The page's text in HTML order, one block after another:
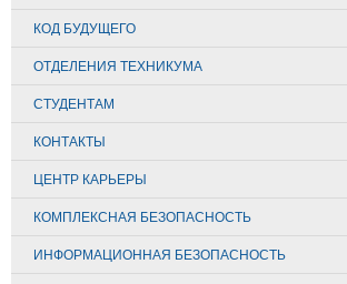
КОД БУДУЩЕГО
ОТДЕЛЕНИЯ ТЕХНИКУМА
СТУДЕНТАМ
КОНТАКТЫ
ЦЕНТР КАРЬЕРЫ
КОМПЛЕКСНАЯ БЕЗОПАСНОСТЬ
ИНФОРМАЦИОННАЯ БЕЗОПАСНОСТЬ